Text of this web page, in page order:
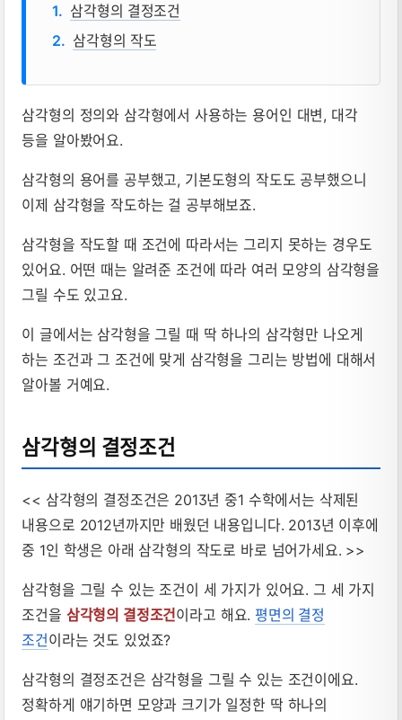
삼각형의 결정조건
삼각형의 작도
삼각형의 정의와 삼각형에서 사용하는 용어인 대변, 대각
등을 알아봤어요.
삼각형의 용어를 공부했고, 기본도형의 작도도 공부했으니
이제 삼각형을 작도하는 걸 공부해보죠.
삼각형을 작도할 때 조건에 따라서는 그리지 못하는 경우도
있어요. 어떤 때는 알려준 조건에 따라 여러 모양의 삼각형을
그릴 수도 있고요.
이 글에서는 삼각형을 그릴 때 딱 하나의 삼각형만 나오게
하는 조건과 그 조건에 맞게 삼각형을 그리는 방법에 대해서
알아볼 거예요.
삼각형의 결정조건
<< 삼각형의 결정조건은 2013년 중1 수학에서는 삭제된
내용으로 2012년까지만 배웠던 내용입니다. 2013년 이후에
중 1인 학생은 아래 삼각형의 작도로 바로 넘어가세요. >>
삼각형을 그릴 수 있는 조건이 세 가지가 있어요. 그 세 가지
조건을 삼각형의 결정조건이라고 해요. 평면의 결정
조건이라는 것도 있었죠?
삼각형의 결정조건은 삼각형을 그릴 수 있는 조건이에요.
정확하게 얘기하면 모양과 크기가 일정한 딱 하나의